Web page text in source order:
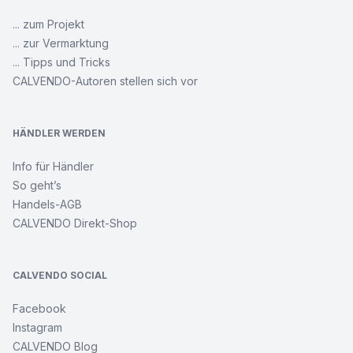
... zum Projekt
... zur Vermarktung
... Tipps und Tricks
CALVENDO-Autoren stellen sich vor
HÄNDLER WERDEN
Info für Händler
So geht’s
Handels-AGB
CALVENDO Direkt-Shop
CALVENDO SOCIAL
Facebook
Instagram
CALVENDO Blog